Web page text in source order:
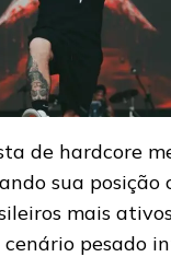
de hardcore
sua posição
mais
pesado